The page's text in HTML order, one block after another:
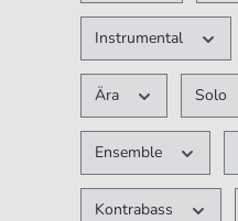
Instrumental
Ära Solo
Ensemble
Kontrabass